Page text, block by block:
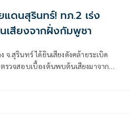
ดนสุรินทร์! ทภ.2 เร่ง
สียงจากฝั่งกัมพูชา
.สุรินทร์ ได้ยินเสียงดังคล้ายระเบิด
รวจสอบเบื้องต้นพบต้นเสียงมาจาก